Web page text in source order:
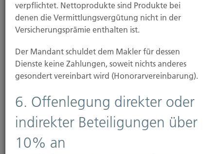
Sichern
Wir helfen Ihnen sich für jegliche Situation
verpflichtet. Nettoprodukte sind Produkte bei
denen die Vermittlungsvergütung nicht in der
Versicherungsprämie enthalten ist.
Der Mandant schuldet dem Makler für dessen
Dienste keine Zahlungen, soweit nichts anderes
gesondert vereinbart wird (Honorarvereinbarung).
6. Offenlegung direkter oder
indirekter Beteiligungen über
10% an